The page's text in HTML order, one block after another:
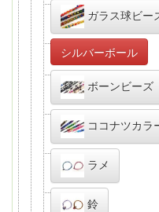
ガラス球ビー
シルバーボール
ボーンビーズ
ココナツカラ
ラメ
鈴